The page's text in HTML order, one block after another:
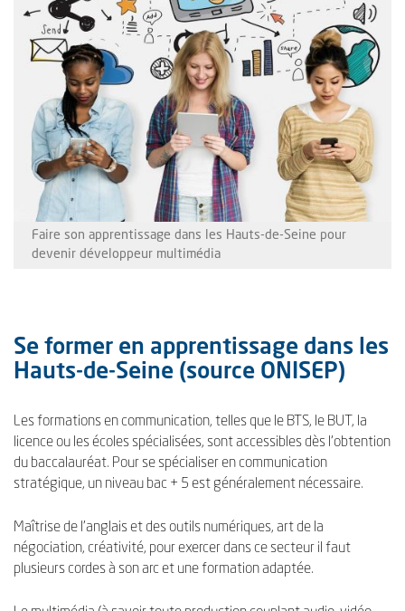
Faire son apprentissage dans les Hauts-de-Seine pour
devenir développeur multimédia
Se former en apprentissage dans les
Hauts-de-Seine (source ONISEP)
Les formations en communication, telles que le BTS, le BUT, la
licence ou les écoles spécialisées, sont accessibles dès l'obtention
du baccalauréat. Pour se spécialiser en communication
stratégique, un niveau bac + 5 est généralement nécessaire.
Maîtrise de l'anglais et des outils numériques, art de la
négociation, créativité, pour exercer dans ce secteur il faut
plusieurs cordes à son arc et une formation adaptée.